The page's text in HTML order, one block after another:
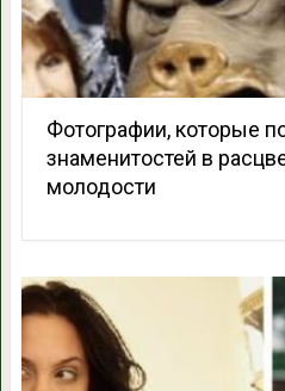
Фотографии, которые
знаменитостей в
молодости